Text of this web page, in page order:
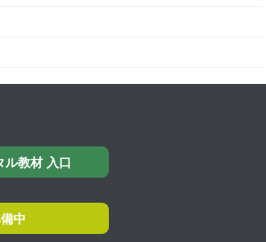
ル教材 入口
中